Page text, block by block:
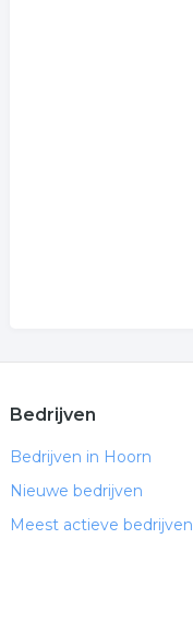
Bedrijven
Bedrijven in Hoorn
Nieuwe bedrijven
Meest actieve bedrijven